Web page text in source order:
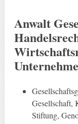
Anwalt
Gesellschaft,
Stiftung,